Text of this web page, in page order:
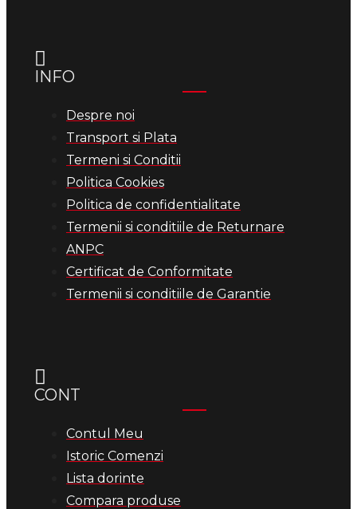
INFO
Despre noi
Transport si Plata
Termeni si Conditii
Politica Cookies
Politica de confidentialitate
Termenii si conditiile de Returnare
ANPC
Certificat de Conformitate
Termenii si conditiile de Garantie
CONT
Contul Meu
Istoric Comenzi
Lista dorinte
Compara produse